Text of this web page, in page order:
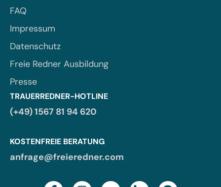
FAQ
Impressum
Datenschutz
Freie Redner Ausbildung
Presse
TRAUERREDNER-HOTLINE
(+49) 1567 81 94 620
KOSTENFREIE BERATUNG
anfrage@freieredner.com